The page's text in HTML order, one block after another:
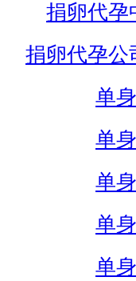
捐卵代孕
捐卵代孕公
单
单
单
单
单